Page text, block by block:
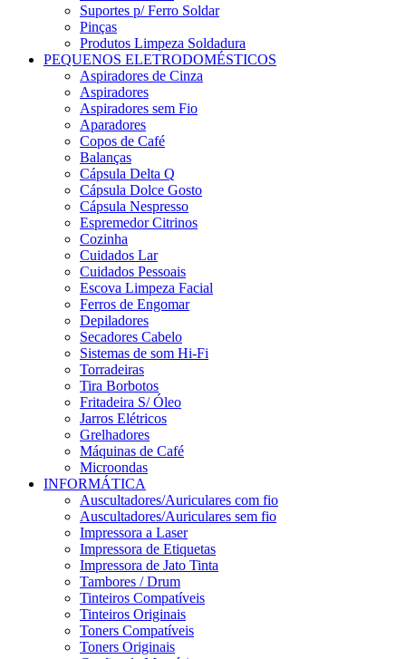
Suportes p/ Ferro Soldar
Pinças
Produtos Limpeza Soldadura
PEQUENOS ELETRODOMÉSTICOS
Aspiradores de Cinza
Aspiradores
Aspiradores sem Fio
Aparadores
Copos de Café
Balanças
Cápsula Delta Q
Cápsula Dolce Gosto
Cápsula Nespresso
Espremedor Citrinos
Cozinha
Cuidados Lar
Cuidados Pessoais
Escova Limpeza Facial
Ferros de Engomar
Depiladores
Secadores Cabelo
Sistemas de som Hi-Fi
Torradeiras
Tira Borbotos
Fritadeira S/ Óleo
Jarros Elétricos
Grelhadores
Máquinas de Café
Microondas
INFORMÁTICA
Auscultadores/Auriculares com fio
Auscultadores/Auriculares sem fio
Impressora a Laser
Impressora de Etiquetas
Impressora de Jato Tinta
Tambores / Drum
Tinteiros Compatíveis
Tinteiros Originais
Toners Compatíveis
Toners Originais